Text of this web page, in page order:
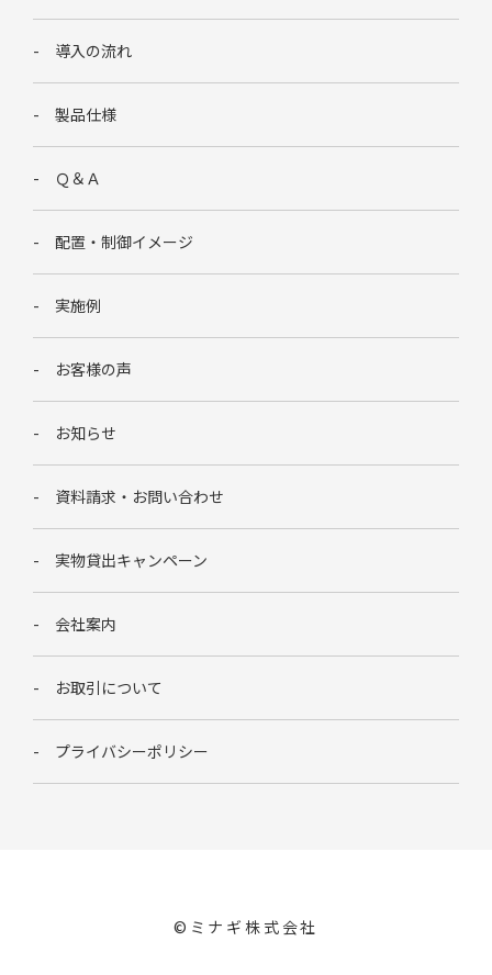
導入の流れ
製品仕様
Ｑ＆Ａ
配置・制御イメージ
実施例
お客様の声
お知らせ
資料請求・お問い合わせ
実物貸出キャンペーン
会社案内
お取引について
プライバシーポリシー
©︎ミナギ株式会社